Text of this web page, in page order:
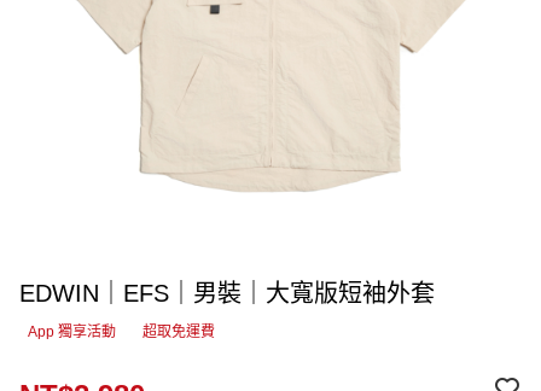
EDWIN｜EFS｜男裝｜大寬版短袖外套
App 獨享活動 超取免運費